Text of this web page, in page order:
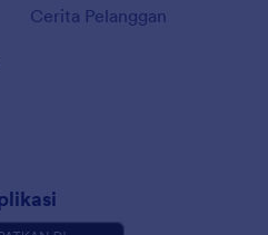
Cerita Pelanggan